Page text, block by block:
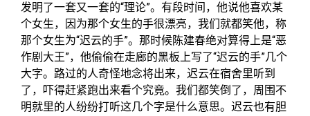
发明了一套又一套的“理论”。有段时间，他说他喜欢某
个女生，因为那个女生的手很漂亮，我们就都笑他，称
那个女生为“迟云的手”。那时候陈建春绝对算得上是“恶
作剧大王”，他偷偷在走廊的黑板上写了“迟云的手”几个
大字。路过的人奇怪地念将出来，迟云在宿舍里听到
了，吓得赶紧跑出来看个究竟。我们都笑倒了，周围不
明就里的人纷纷打听这几个字是什么意思。迟云也有胆